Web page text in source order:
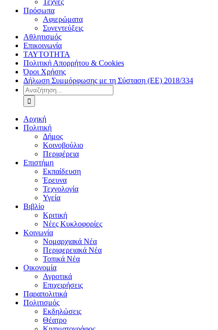
Τέχνες
Πρόσωπα
Αφιερώματα
Συνεντεύξεις
Αθλητισμός
Επικοινωνία
ΤΑΥΤΟΤΗΤΑ
Πολιτική Απορρήτου & Cookies
Όροι Χρήσης
Δήλωση Συμμόρφωσης με τη Σύσταση (ΕΕ) 2018/334
Αναζήτηση
για:
Αρχική
Πολιτική
Δήμος
Κοινοβούλιο
Περιφέρεια
Επιστήμη
Εκπαίδευση
Έρευνα
Τεχνολογία
Υγεία
Βιβλίο
Κριτική
Νέες Κυκλοφορίες
Κοινωνία
Νομαρχιακά Νέα
Περιφερειακά Νέα
Τοπικά Νέα
Οικονομία
Αγροτικά
Επιχειρήσεις
Παραπολιτικά
Πολιτισμός
Εκδηλώσεις
Θέατρο